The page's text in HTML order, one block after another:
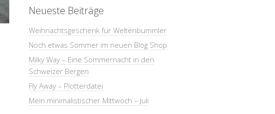
Neueste Beiträge
Weihnachtsgeschenk für Weltenbummler
Noch etwas Sommer im neuen Blog Shop
Milky Way – Eine Sommernacht in den
Schweizer Bergen
Fly Away – Plotterdatei
Mein minimalistischer Mittwoch – Juli